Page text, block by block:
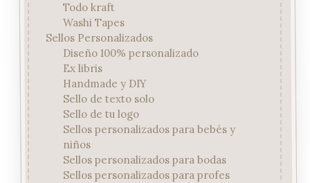
Todo kraft
Washi Tapes
Sellos Personalizados
Diseño 100% personalizado
Ex libris
Handmade y DIY
Sello de texto solo
Sello de tu logo
Sellos personalizados para bebés y
niños
Sellos personalizados para bodas
Sellos personalizados para profes